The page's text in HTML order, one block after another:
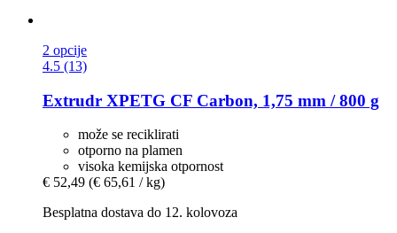
2 opcije
4.5 (13)
Extrudr XPETG CF Carbon, 1,75 mm / 800 g
može se reciklirati
otporno na plamen
visoka kemijska otpornost
€ 52,49 (€ 65,61 / kg)
Besplatna dostava do 12. kolovoza